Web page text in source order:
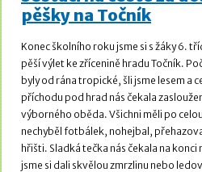
pěšky na Točník
Konec školního roku jsme si s žáky 6.
pěší výlet ke zřícenině hradu Točník.
byly od rána tropické, šli jsme lesem a
příchodu pod hrad nás čekala
výborného oběda. Všichni měli po
nechyběl fotbálek, nohejbal,
hřišti. Sladká tečka nás čekala na
jsme si dali skvělou zmrzlinu nebo